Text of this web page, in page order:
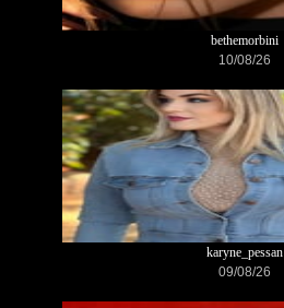
bethemorbini
10/08/26
karyne_pessan
09/08/26